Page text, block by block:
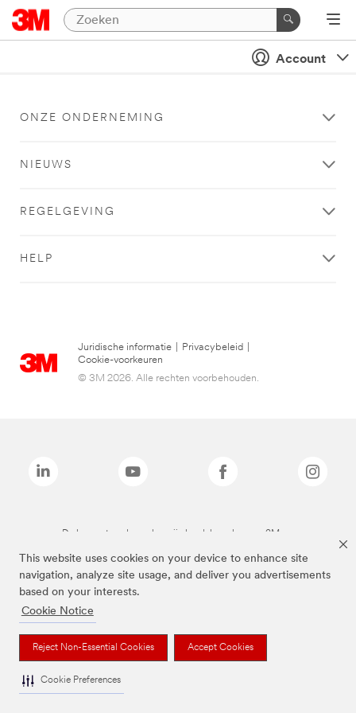
This website uses cookies on your device to enhance site
navigation, analyze site usage, and deliver you advertisements
based on your interests.
Cookie Notice
Reject Non-Essential Cookies Accept Cookies
Cookie Preferences
Account
ONZE ONDERNEMING
NIEUWS
REGELGEVING
HELP
Juridische informatie Privacybeleid
Cookie-voorkeuren
© 3M 2026. Alle rechten voorbehouden.
De bovenstaande merken zijn handelsmerken van 3M.we